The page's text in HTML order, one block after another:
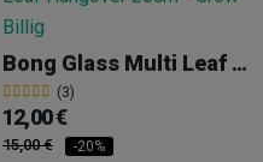
Bong Glass Multi Leaf Hangover 26cm
(3)
12,00 €
15,00 € -20%